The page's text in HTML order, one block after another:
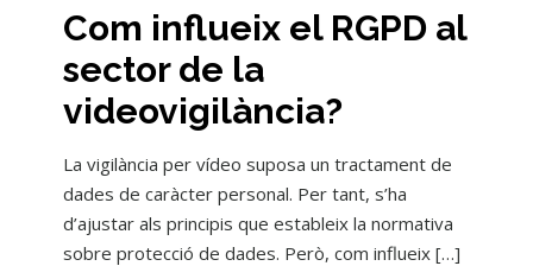
Com influeix el RGPD al
sector de la
videovigilància?
La vigilància per vídeo suposa un tractament de
dades de caràcter personal. Per tant, s’ha
d’ajustar als principis que estableix la normativa
sobre protecció de dades. Però, com influeix […]